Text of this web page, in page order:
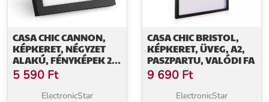
CASA CHIC CANNON,
KÉPKERET, NÉGYZET
ALAKÚ, FÉNYKÉPEK 20
X 20 CM, PASZPARTU,
VALÓDI FA
5 590 Ft
ElectronicStar
CASA CHIC BRISTOL,
KÉPKERET, ÜVEG, A2,
PASZPARTU, VALÓDI FA
9 690 Ft
ElectronicStar